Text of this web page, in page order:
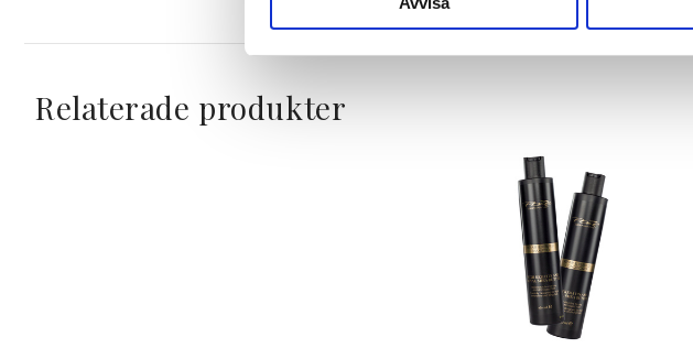
med annan information som du har tillhandahållit eller
Relaterade produkter